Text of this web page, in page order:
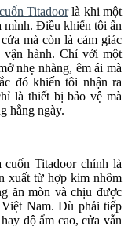
Titadoorlà khi một
mình. Điều khiến tôi ấn
mà còn là cảm giác
vận hành. Chỉ với một
nhẹ nhàng, êm ái mà
đó khiến tôi nhận ra
là thiết bị bảo vệ mà
hằng ngày.
Titadoor chính là
xuất từ hợp kim nhôm
ăn mòn và chịu được
Nam. Dù phải tiếp
độ ẩm cao, cửa vẫn